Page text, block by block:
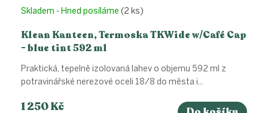
Klean Kanteen, Termoska TKWide w/Café Cap
- blue tint 592 ml
Skladem - Hned posíláme (2 ks)
1 250 Kč
Praktická, tepelně izolovaná lahev o objemu 592 ml z
potravinářské nerezové oceli 18/8 do města i...